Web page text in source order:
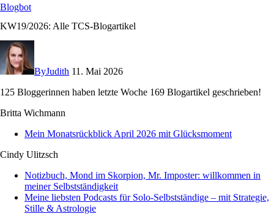
Blogbot
KW19/2026: Alle TCS-Blogartikel
ByJudith 11. Mai 2026
125 Bloggerinnen haben letzte Woche 169 Blogartikel geschrieben!
Britta Wichmann
Mein Monatsrückblick April 2026 mit Glücksmoment
Cindy Ulitzsch
Notizbuch, Mond im Skorpion, Mr. Imposter: willkommen in
meiner Selbstständigkeit
Meine liebsten Podcasts für Solo-Selbstständige – mit Strategie,
Stille & Astrologie